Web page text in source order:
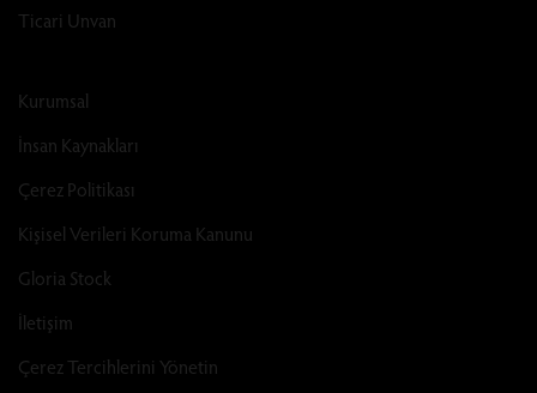
Ticari Unvan
Kurumsal
İnsan Kaynakları
Çerez Politikası
Kişisel Verileri Koruma Kanunu
Gloria Stock
İletişim
Çerez Tercihlerini Yönetin